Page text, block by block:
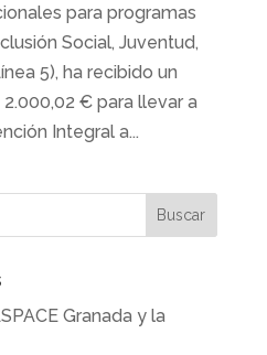
para programas
Social, Juventud,
5), ha recibido un
€ para llevar a
Integral a...
Granada y la